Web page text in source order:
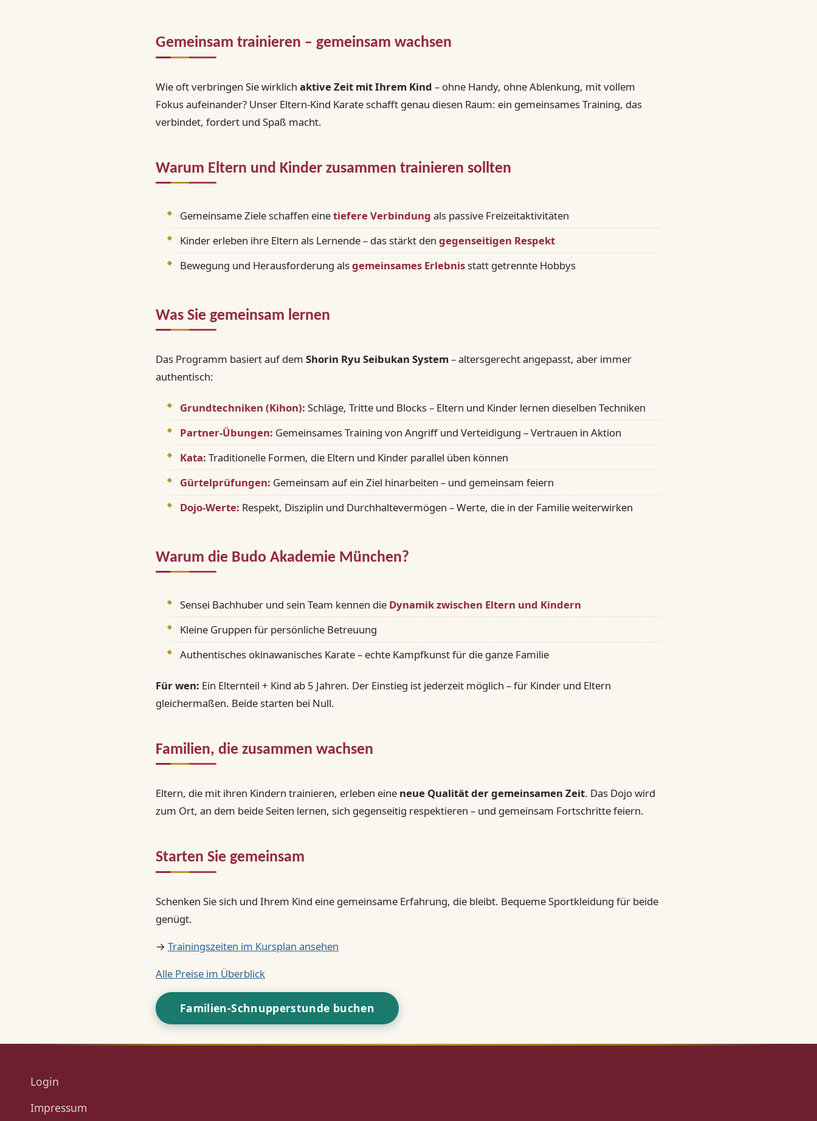
Gemeinsam trainieren – gemeinsam wachsen
Wie oft verbringen Sie wirklich aktive Zeit mit Ihrem Kind – ohne Handy, ohne Ablenkung, mit vollem
Fokus aufeinander? Unser Eltern-Kind Karate schafft genau diesen Raum: ein gemeinsames Training, das
verbindet, fordert und Spaß macht.
Warum Eltern und Kinder zusammen trainieren sollten
Gemeinsame Ziele schaffen einetiefere Verbindung als passive Freizeitaktivitäten
Kinder erleben ihre Eltern als Lernende – das stärkt den gegenseitigen Respekt
Bewegung und Herausforderung alsgemeinsames Erlebnis statt getrennte Hobbys
Was Sie gemeinsam lernen
Das Programm basiert auf dem Shorin Ryu Seibukan System– altersgerecht angepasst, aber immer
authentisch:
Grundtechniken (Kihon): Schläge, Tritte und Blocks – Eltern und Kinder lernen dieselben Techniken
Partner-Übungen: Gemeinsames Training von Angriff und Verteidigung – Vertrauen in Aktion
Kata: Traditionelle Formen, die Eltern und Kinder parallel üben können
Gürtelprüfungen: Gemeinsam auf ein Ziel hinarbeiten – und gemeinsam feiern
Dojo-Werte: Respekt, Disziplin und Durchhaltevermögen – Werte, die in der Familie weiterwirken
Warum die Budo Akademie München?
Sensei Bachhuber und sein Team kennen die Dynamik zwischen Eltern und Kindern
Kleine Gruppen für persönliche Betreuung
Authentisches okinawanisches Karate – echte Kampfkunst für die ganze Familie
Für wen: Ein Elternteil + Kind ab 5 Jahren. Der Einstieg ist jederzeit möglich – für Kinder und Eltern
gleichermaßen. Beide starten bei Null.
Familien, die zusammen wachsen
Eltern, die mit ihren Kindern trainieren, erleben eine neue Qualität der gemeinsamen Zeit. Das Dojo wird
zum Ort, an dem beide Seiten lernen, sich gegenseitig respektieren – und gemeinsam Fortschritte feiern.
Starten Sie gemeinsam
Schenken Sie sich und Ihrem Kind eine gemeinsame Erfahrung, die bleibt. Bequeme Sportkleidung für beide
genügt.
→ Trainingszeiten im Kursplan ansehen
Alle Preise im Überblick
Familien-Schnupperstunde buchen
Login
Impressum